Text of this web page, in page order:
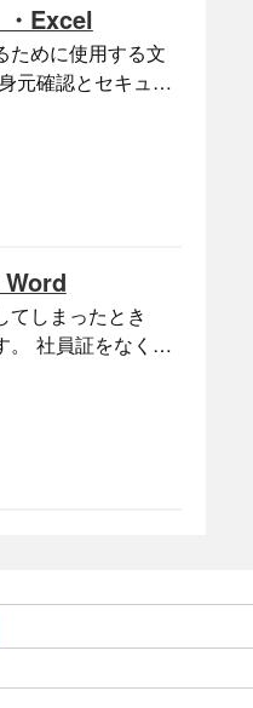
・Excel
ために使用する文
す。紛失した本
、それが本人の
止につながりま
ロードできるExc
ください。
Word
てしまったとき
し
が本人による申
制することが可
いましょう。 こ
版の社員証再発
択できる仕様に
、ぜひご利用くだ